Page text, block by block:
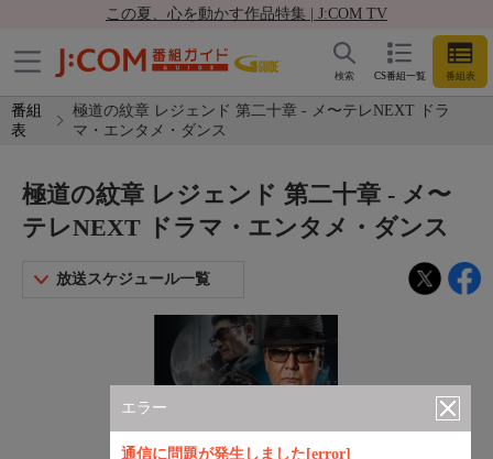
この夏、心を動かす作品特集 | J:COM TV
CS番組一覧 番組表
検索
番組
表
極道の紋章 レジェンド 第二十章 - メ〜テレNEXT ドラ
マ・エンタメ・ダンス
エラー
通信に問題が発生しました[error]
極道の紋章 レジェンド 第二十章 - メ〜
テレNEXT ドラマ・エンタメ・ダンス
放送スケジュール一覧